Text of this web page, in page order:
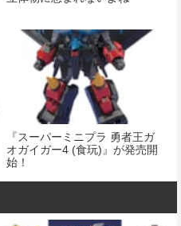
『スーパーミニプラ 勇者王ガ
オガイガー4 (食玩)』が発売開
始！